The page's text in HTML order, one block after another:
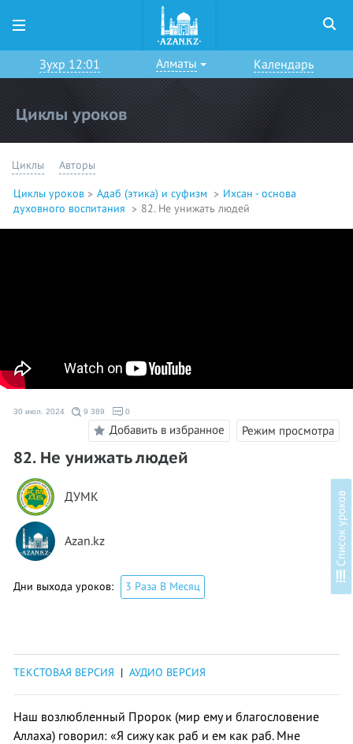
Зухр 12:01 Алматы Календарь
Циклы уроков
Циклы Авторы
Циклы уроков Адаб (этика) и суфизм
Ихсан - основа
духовного воспитания
82. Не унижать людей
30 июл. 2024 9 389 0
Добавить в избранное Режим просмотра
82. Не унижать людей
ДУМК
Azan.kz
Дни выхода уроков: 3 Раза В Месяц
в
ТЕКСТОВАЯ ВЕРСИЯ | АУДИО ВЕРСИЯ
Наш возлюбленный Пророк (мир ему и благословение
Аллаха) говорил: «Я сижу как раб и ем как раб. Мне